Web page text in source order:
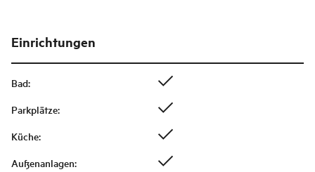
Einrichtungen
Bad:
Parkplätze:
Küche:
Außenanlagen: